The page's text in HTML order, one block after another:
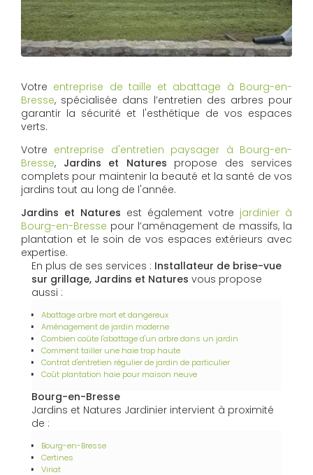
Votre entreprise de taille et abattage à Bourg-en-
Bresse, spécialisée dans l’entretien des arbres pour
garantir la sécurité et l'esthétique de vos espaces
verts.
Votre entreprise d'entretien paysager à Bourg-en-
Bresse, Jardins et Natures propose des services
complets pour maintenir la beauté et la santé de vos
jardins tout au long de l'année.
Jardins et Natures est également votre jardinier à
Bourg-en-Bresse pour l’aménagement de massifs, la
plantation et le soin de vos espaces extérieurs avec
expertise.
En plus de ses services : Installateur de brise-vue
sur grillage, Jardins et Natures vous propose
aussi :
Abattage arbre mort et dangereux
Aménagement de jardin moderne
Combien coûte l'abattage d'un arbre dans un jardin
Comment tailler une haie trop haute
Contrat d'entretien régulier de jardin de particulier
Coût plantation haie pour maison neuve
Bourg-en-Bresse
Jardins et Natures Jardinier intervient à proximité
de :
Bourg-en-Bresse
Certines
Viriat